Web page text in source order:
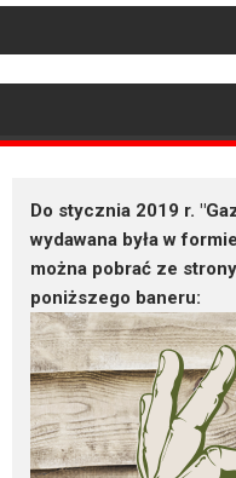
Do stycznia 2019 r.
wydawana była w
można pobrać ze
poniższego baneru: